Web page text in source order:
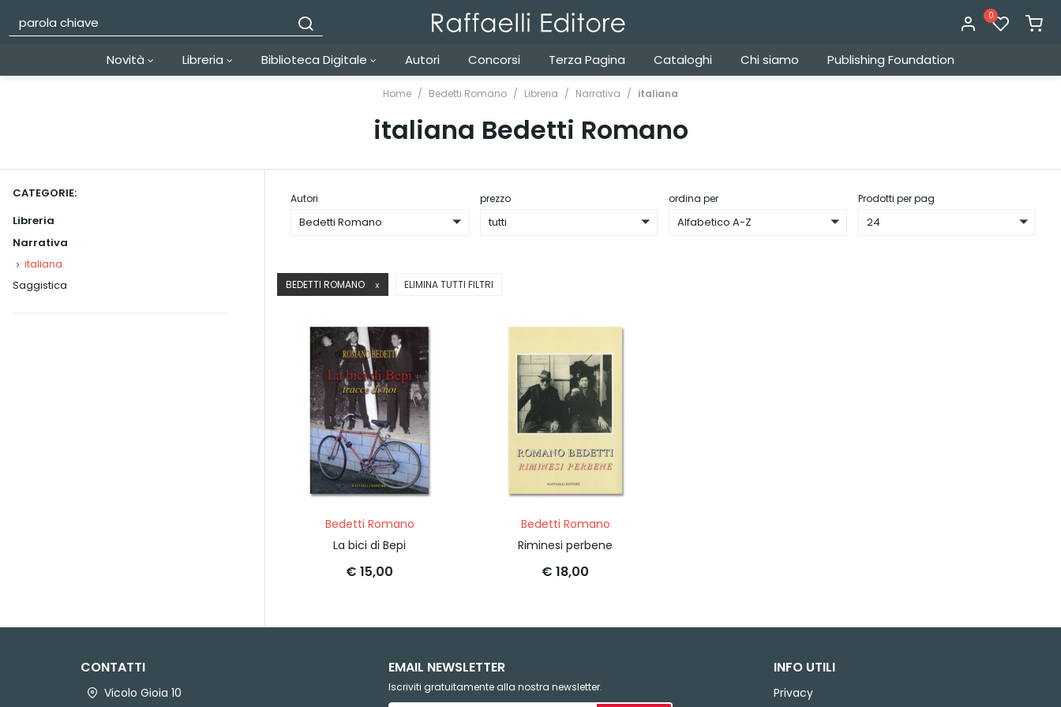
0
Novità Libreria Biblioteca Digitale Autori Concorsi Terza Pagina Cataloghi Chi siamo Publishing Foundation
Home Bedetti Romano Libreria Narrativa italiana
italiana Bedetti Romano
CATEGORIE:
Libreria
Narrativa
italiana
Saggistica
Autori
Bedetti Romano
prezzo
tutti
ordina per
Alfabetico A-Z
Prodotti per pag
24
BEDETTI ROMANO X ELIMINA TUTTI FILTRI
Bedetti Romano
La bici di Bepi
€ 15,00
Bedetti Romano
Riminesi perbene
€ 18,00
CONTATTI
Vicolo Gioia 10
EMAIL NEWSLETTER
Iscriviti gratuitamente alla nostra newsletter.
INFO UTILI
Privacy